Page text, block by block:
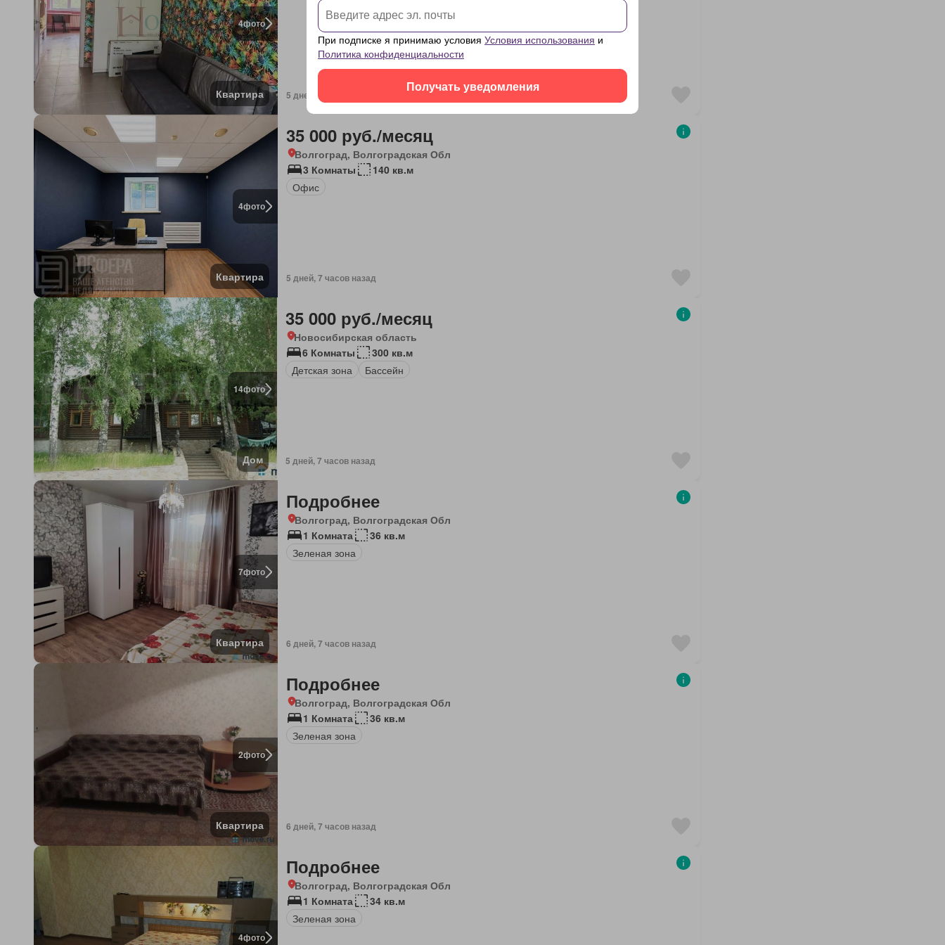
4фото
Квартира 5 дней, 7 часов назад
4фото
Квартира
35 000 руб./месяц
Волгоград, Волгоградская Обл
3 Комнаты
140 кв.м
Офис
5 дней, 7 часов назад
14фото
Дом
35 000 руб./месяц
Новосибирская область
6 Комнаты
300 кв.м
Детская зона
Бассейн
5 дней, 7 часов назад
7фото
Квартира
Подробнее
Волгоград, Волгоградская Обл
1 Комната
36 кв.м
Зеленая зона
6 дней, 7 часов назад
2фото
Квартира
Подробнее
Волгоград, Волгоградская Обл
1 Комната
36 кв.м
Зеленая зона
6 дней, 7 часов назад
4фото
Подробнее
Волгоград, Волгоградская Обл
1 Комната
34 кв.м
Зеленая зона
При подписке я принимаю условия Условия использования и
Политика конфиденциальности
Получать уведомления